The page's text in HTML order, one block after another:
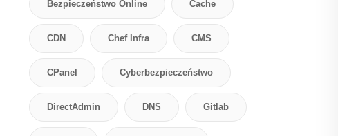
Bezpieczeństwo Online Cache
CDN Chef Infra CMS
CPanel Cyberbezpieczeństwo
DirectAdmin DNS Gitlab